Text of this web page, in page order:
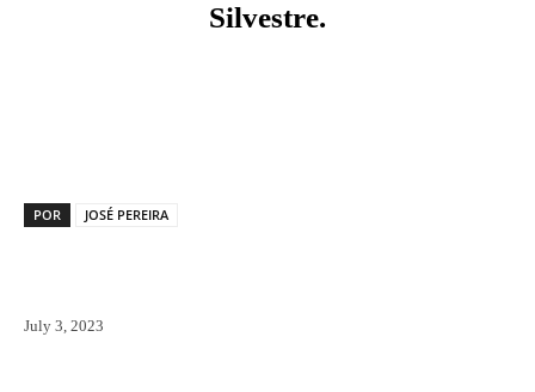
Silvestre.
POR JOSÉ PEREIRA
July 3, 2023